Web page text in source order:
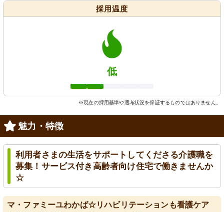
採用温度
低
※現在の採用基準や選考状況を保証するものではありません。
魅力・特徴
利用者さまの生活をサポートしてくださる介護職を
募集！サービス付き高齢者向け住宅で働きませんか
☆
マ・ファミーユわかば☆リハビリテーションも看護ケア